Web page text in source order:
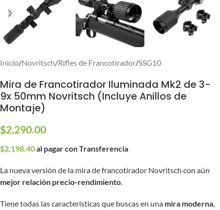
Inicio/Novritsch/Rifles de Francotirador/SSG10
Mira de Francotirador Iluminada Mk2 de 3-
9x 50mm Novritsch (Incluye Anillos de
Montaje)
$2,290.00
$2,198.40al pagar con Transferencia
La nueva versión de la mira de francotirador Novritsch con aún
mejor relación precio-rendimiento.
Tiene todas las características que buscas en una mira moderna,